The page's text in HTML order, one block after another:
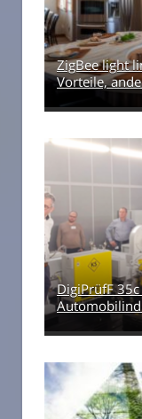
ZigBee light
Vorteile,
DigiPrüfF